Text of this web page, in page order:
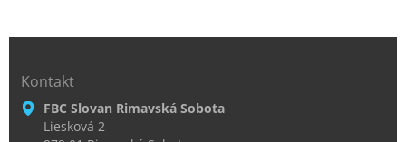
Kontakt
FBC Slovan Rimavská Sobota
Liesková 2